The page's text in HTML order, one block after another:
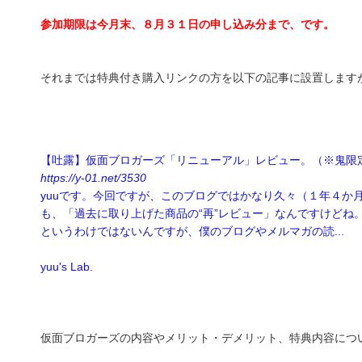
参加期限は今月末、８月３１日の申し込み分まで、です。
それまでは特典付き購入リンクの方を以下の記事に設置します
【吐露】仮面ブロガーズ「リニューアル」レビュー。（※鬼限
https://y-01.net/3530
yuuです。今回ですが、このブログではかなり久々（１年４か
も、「過去に取り上げた商品の“再”レビュー」なんですけど
というわけではないんですが、僕のブログやメルマガの読...
yuu's Lab.
仮面ブロガーズの内容やメリット・デメリット、特典内容に